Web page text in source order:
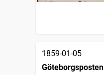
1859-01-05
Göteborgsposten